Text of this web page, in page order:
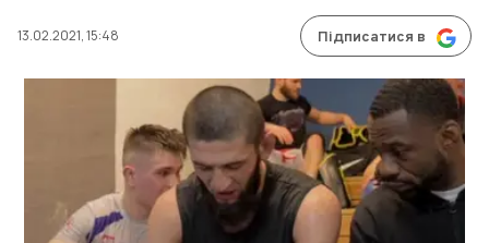
13.02.2021, 15:48 Підписатися в